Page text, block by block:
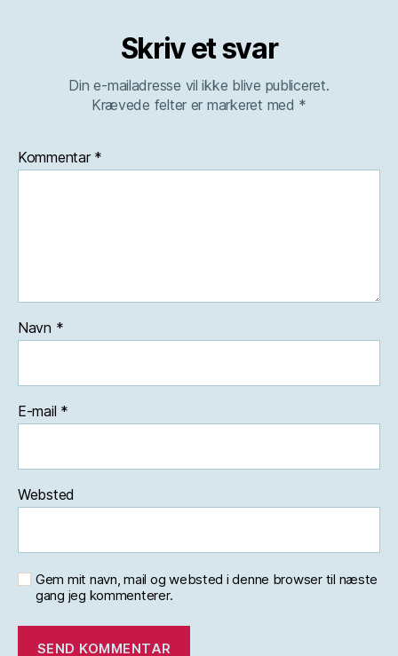
Skriv et svar
Din e-mailadresse vil ikke blive publiceret.
Krævede felter er markeret med *
Kommentar *
Navn *
E-mail *
Websted
Gem mit navn, mail og websted i denne browser til næste
gang jeg kommenterer.